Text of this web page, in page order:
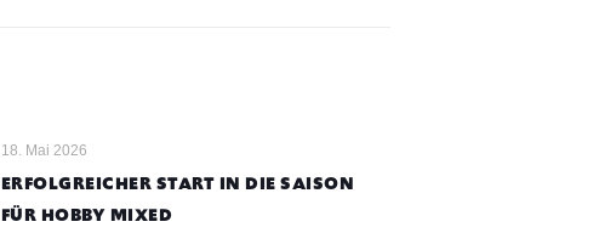
18. Mai 2026
ERFOLGREICHER START IN DIE SAISON
FÜR HOBBY MIXED